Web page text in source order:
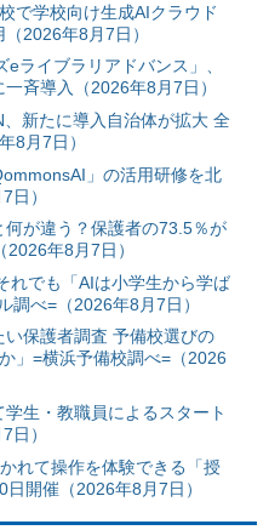
で学校向け生成AIクラウド
2026年8月7日）
ライブラリアドバンス」、
斉導入（2026年8月7日）
新たに導入自治体が拡大 全
8月7日）
」の活用研修を北
日）
が違う？保護者の73.5％が
年8月7日）
れでも「AIは小学生から学ば
調べ=（2026年8月7日）
保護者調査 予備校選びの
」=横浜予備校調べ=（2026
生・教職員によるスタート
日）
れて操作を体験できる「授
開催（2026年8月7日）